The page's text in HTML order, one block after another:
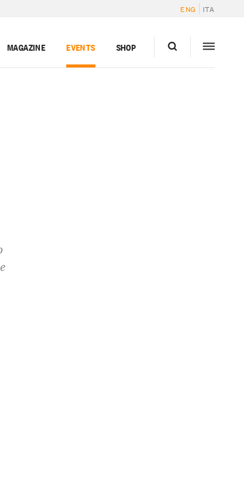
ENG ITA
MAGAZINE EVENTS SHOP